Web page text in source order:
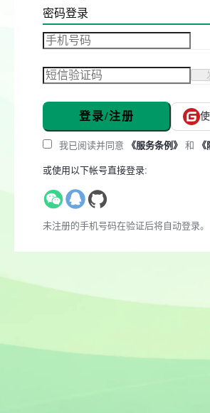
密码登录
登录/注册
我已阅读并同意 《服务条例》 和
或使用以下帐号直接登录:
未注册的手机号码在验证后将自动登录。